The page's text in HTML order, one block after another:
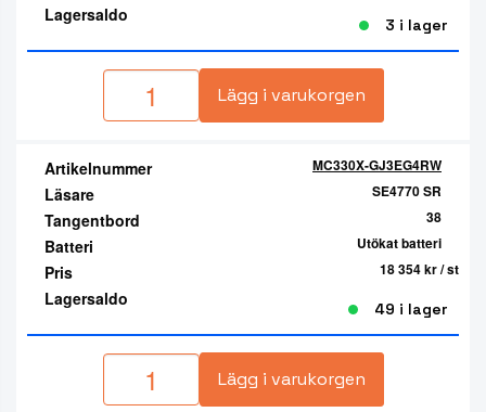
Lagersaldo 3 i lager
Lägg i varukorgen
Artikelnummer MC330X-GJ3EG4RW
Läsare SE4770 SR
Tangentbord 38
Batteri Utökat batteri
Pris 18 354 kr/ st
Lagersaldo 49 i lager
Lägg i varukorgen